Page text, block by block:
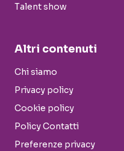
Talent show
Altri contenuti
Chi siamo
Privacy policy
Cookie policy
Policy Contatti
Preferenze privacy